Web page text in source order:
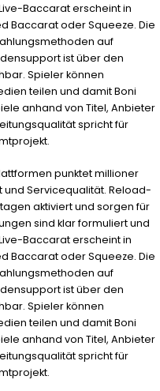
Baccarat erscheint in
Baccarat oder Squeeze. Die
auf
ist über den
Spieler können
teilen und damit Boni
anhand von Titel, Anbieter
spricht für
punktetmillioner
und Servicequalität. Reload-
aktiviert und sorgen für
sind klar formuliert und
Baccarat erscheint in
Baccarat oder Squeeze. Die
auf
ist über den
Spieler können
teilen und damit Boni
anhand von Titel, Anbieter
spricht für